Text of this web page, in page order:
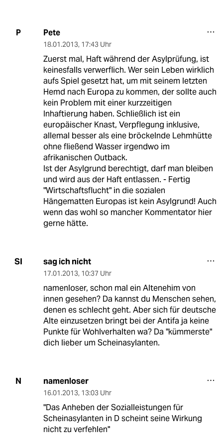
P Pete
18.01.2013, 17:43 Uhr
Zuerst mal, Haft während der Asylprüfung, ist
keinesfalls verwerflich. Wer sein Leben wirklich
aufs Spiel gesetzt hat, um mit seinem letzten
Hemd nach Europa zu kommen, der sollte auch
kein Problem mit einer kurzzeitigen
Inhaftierung haben. Schließlich ist ein
europäischer Knast, Verpflegung inklusive,
allemal besser als eine bröckelnde Lehmhütte
ohne fließend Wasser irgendwo im
afrikanischen Outback.
Ist der Asylgrund berechtigt, darf man bleiben
und wird aus der Haft entlassen. - Fertig
"Wirtschaftsflucht" in die sozialen
Hängematten Europas ist kein Asylgrund! Auch
wenn das wohl so mancher Kommentator hier
gerne hätte.
SI sag ich nicht
17.01.2013, 10:37 Uhr
namenloser, schon mal ein Altenehim von
innen gesehen? Da kannst du Menschen sehen,
denen es schlecht geht. Aber sich für deutsche
Alte einzusetzen bringt bei der Antifa ja keine
Punkte für Wohlverhalten wa? Da "kümmerste"
dich lieber um Scheinasylanten.
N namenloser
16.01.2013, 13:03 Uhr
"Das Anheben der Sozialleistungen für
Scheinasylanten in D scheint seine Wirkung
nicht zu verfehlen"